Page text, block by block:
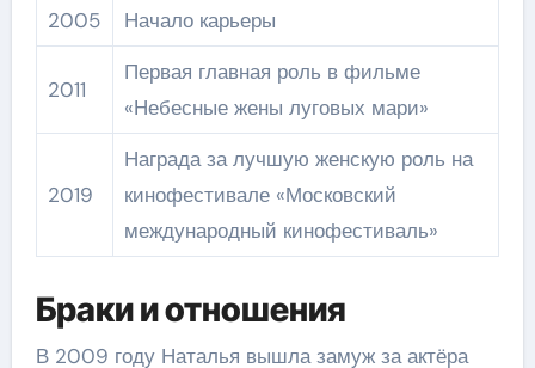
2005
Начало карьеры
2011
Первая главная роль в фильме
«Небесные жены луговых мари»
2019
Награда за лучшую женскую роль на
кинофестивале «Московский
международный кинофестиваль»
Браки и отношения
В 2009 году Наталья вышла замуж за актёра